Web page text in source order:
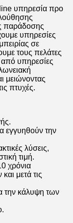
υπηρεσία προ
παράδοσης
υπηρεσίες
σε
τους πελάτες
από υπηρεσίες
μειώνοντας
πτυχές.
εγγυηθούν την
λύσεις,
τιμή.
χρόνια
μετά τις
την κάλυψη των